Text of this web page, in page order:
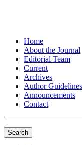
Home
About the Journal
Editorial Team
Current
Archives
Author Guidelines
Announcements
Contact
Search